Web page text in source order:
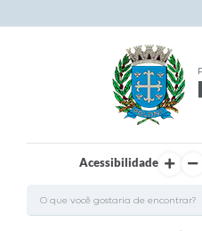
Acessibilidade